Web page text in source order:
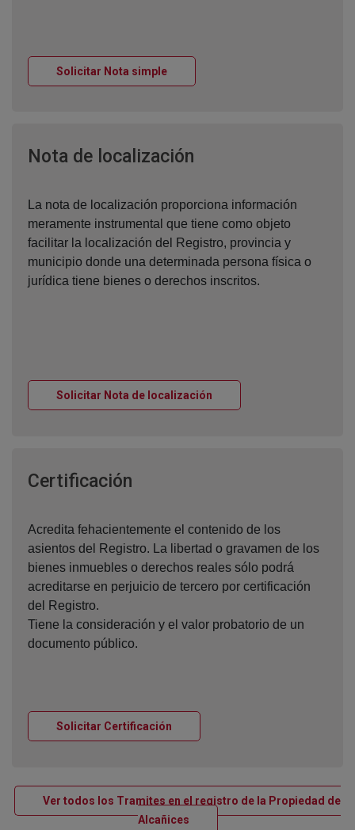
Solicitar Nota simpleVentana nueva
Nota de localización
La nota de localización proporciona información
meramente instrumental que tiene como objeto
facilitar la localización del Registro, provincia y
municipio donde una determinada persona física o
jurídica tiene bienes o derechos inscritos.
Solicitar Nota de localización
Certificación
Acredita fehacientemente el contenido de los
asientos del Registro. La libertad o gravamen de los
bienes inmuebles o derechos reales sólo podrá
acreditarse en perjuicio de tercero por certificación
del Registro.
Tiene la consideración y el valor probatorio de un
documento público.
Solicitar Certificación
Ver todos los Tramites en el registro de la Propiedad de
AlcañicesVentana nueva